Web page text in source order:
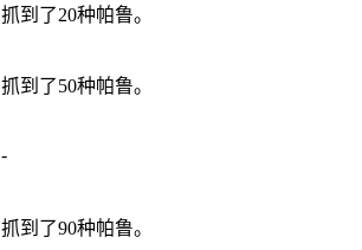
抓到了20种帕鲁。
抓到了50种帕鲁。
-
抓到了90种帕鲁。